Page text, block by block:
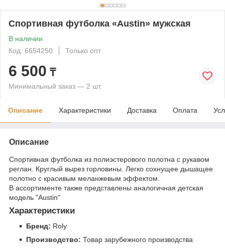
Спортивная футболка «Austin» мужская
В наличии
Код: 6654250
Только опт
6 500 ₸
Минимальный заказ — 2 шт.
Описание Характеристики Доставка Оплата
Описание
Спортивная футболка из полиэстерового полотна с рукавом
реглан. Круглый вырез горловины. Легко сохнущее дышащее
полотно с красивым меланжевым эффектом.
В ассортименте также представлены аналогичная детская
модель "Austin"
Характеристики
Бренд: Roly
Производство: Товар зарубежного производства